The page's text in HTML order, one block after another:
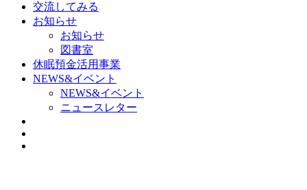
交流してみる
お知らせ
お知らせ
図書室
休眠預金活用事業
NEWS&イベント
NEWS&イベント
ニュースレター